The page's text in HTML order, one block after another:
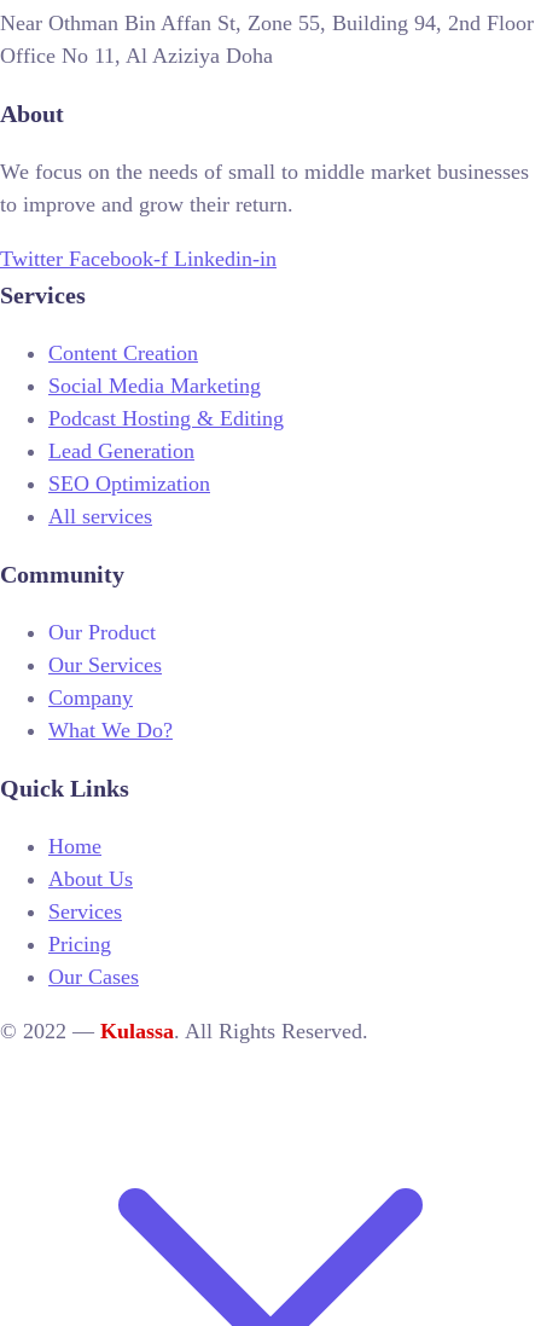
Near Othman Bin Affan St, Zone 55, Building 94, 2nd Floor
Office No 11, Al Aziziya Doha
About
We focus on the needs of small to middle market businesses
to improve and grow their return.
Twitter Facebook-f Linkedin-in
Services
Content Creation
Social Media Marketing
Podcast Hosting & Editing
Lead Generation
SEO Optimization
All services
Community
Our Product
Our Services
Company
What We Do?
Quick Links
Home
About Us
Services
Pricing
Our Cases
© 2022 — Kulassa. All Rights Reserved.